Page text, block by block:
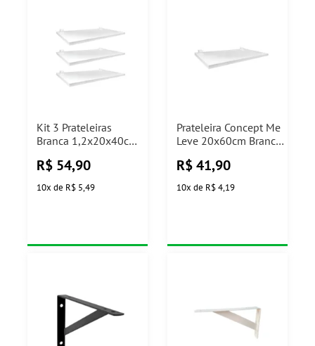
Kit 3 Prateleiras
Branca 1,2x20x40cm
R$ 54,90
10x de R$ 5,49
Prateleira Concept Me
Leve 20x60cm Branca
Prat-k
R$ 41,90
10x de R$ 4,19